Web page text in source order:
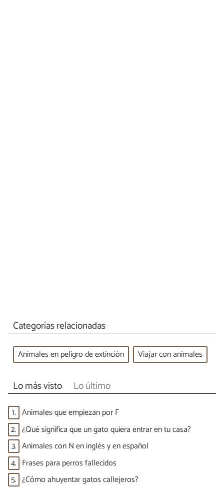
Categorías relacionadas
Animales en peligro de extinción Viajar con animales
Lo más visto Lo último
1. Animales que empiezan por F
2. ¿Qué significa que un gato quiera entrar en tu casa?
3. Animales con N en inglés y en español
4. Frases para perros fallecidos
5. ¿Cómo ahuyentar gatos callejeros?